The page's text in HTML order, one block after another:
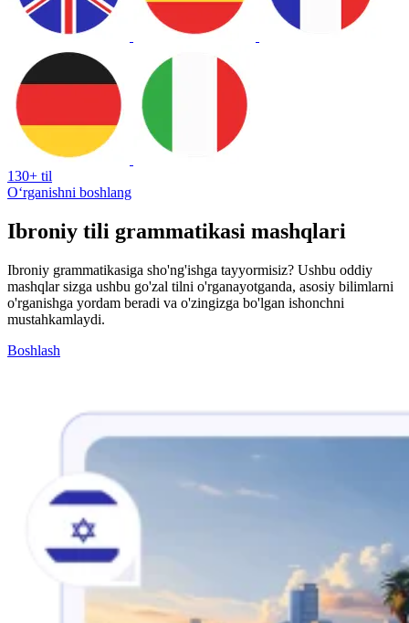
130+ til
Oʻrganishni boshlang
Ibroniy tili grammatikasi mashqlari
Ibroniy grammatikasiga sho'ng'ishga tayyormisiz? Ushbu oddiy
mashqlar sizga ushbu go'zal tilni o'rganayotganda, asosiy bilimlarni
o'rganishga yordam beradi va o'zingizga bo'lgan ishonchni
mustahkamlaydi.
Boshlash